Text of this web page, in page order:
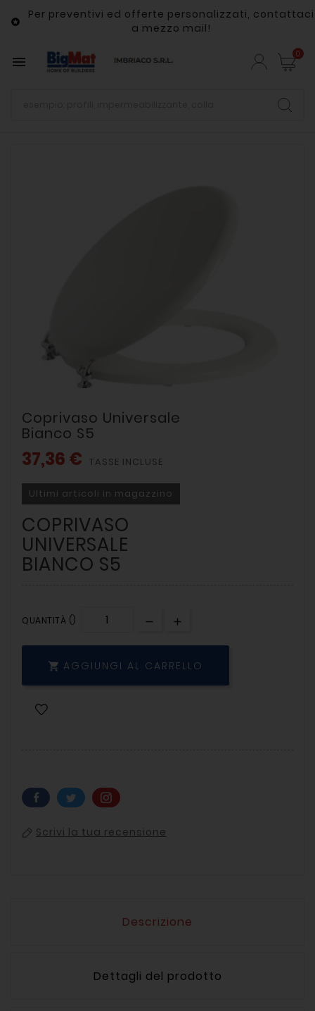

Per preventivi ed offerte personalizzati, contattaci
a mezzo mail!
 0
Coprivaso Universale
Bianco S5
37,36 € TASSE INCLUSE
Ultimi articoli in magazzino
COPRIVASO
UNIVERSALE
BIANCO S5
QUANTITÀ ()
 AGGIUNGI AL CARRELLO
Scrivi la tua recensione
Descrizione
Dettagli del prodotto